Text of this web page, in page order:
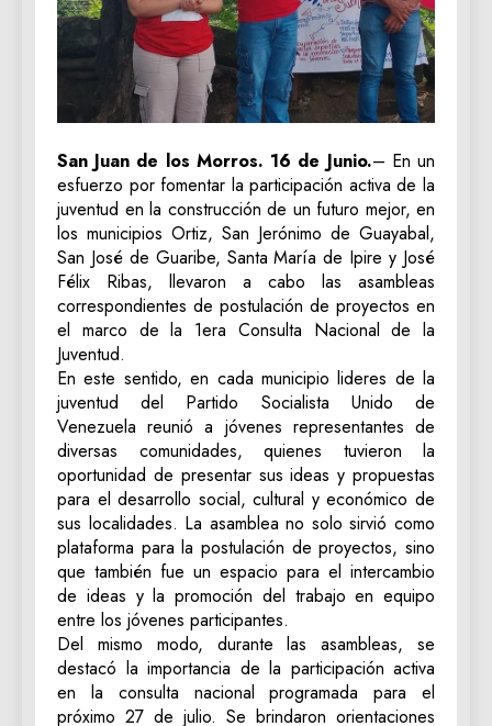
San Juan de los Morros. 16 de Junio.– En un
esfuerzo por fomentar la participación activa de la
juventud en la construcción de un futuro mejor, en
los municipios Ortiz, San Jerónimo de Guayabal,
San José de Guaribe, Santa María de Ipire y José
Félix Ribas, llevaron a cabo las asambleas
correspondientes de postulación de proyectos en
el marco de la 1era Consulta Nacional de la
Juventud.
En este sentido, en cada municipio lideres de la
juventud del Partido Socialista Unido de
Venezuela reunió a jóvenes representantes de
diversas comunidades, quienes tuvieron la
oportunidad de presentar sus ideas y propuestas
para el desarrollo social, cultural y económico de
sus localidades. La asamblea no solo sirvió como
plataforma para la postulación de proyectos, sino
que también fue un espacio para el intercambio
de ideas y la promoción del trabajo en equipo
entre los jóvenes participantes.
Del mismo modo, durante las asambleas, se
destacó la importancia de la participación activa
en la consulta nacional programada para el
próximo 27 de julio. Se brindaron orientaciones